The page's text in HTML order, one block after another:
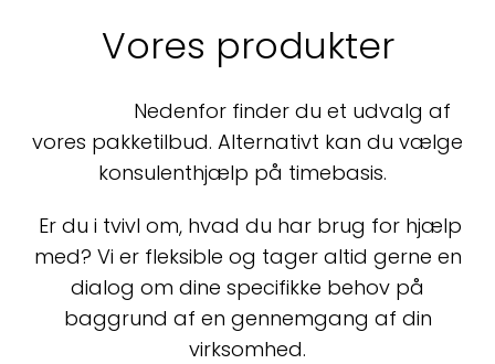
Vores produkter
Nedenfor finder du et udvalg af
vores pakketilbud. Alternativt kan du vælge
konsulenthjælp på timebasis.
Er du i tvivl om, hvad du har brug for hjælp
med? Vi er fleksible og tager altid gerne en
dialog om dine specifikke behov på
baggrund af en gennemgang af din
virksomhed.